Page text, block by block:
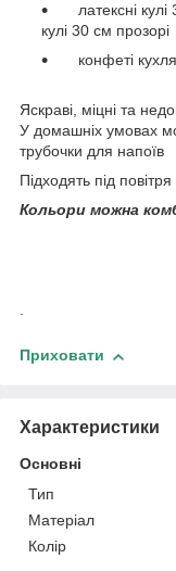
латексні кулі
кулі 30 см
конфеті кухля
Яскраві, міцні та
У домашніх умовах
трубочки для напоїв
Підходять під
Кольори можна
.
Приховати
Характеристики
Основні
Тип
Матеріал
Колір